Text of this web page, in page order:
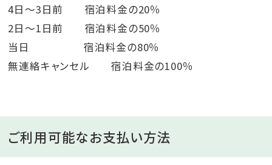
4日～3日前 宿泊料金の20％
2日～1日前 宿泊料金の50％
当日 宿泊料金の80％
無連絡キャンセル 宿泊料金の100％
ご利用可能なお支払い方法